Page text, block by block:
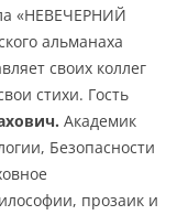
«НЕВЕЧЕРНИЙ
альманаха
своих коллег
стихи. Гость
Академик
Безопасности
прозаик и